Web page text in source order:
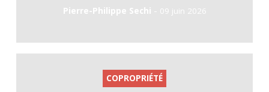
Pierre-Philippe Sechi - 09 juin 2026
COPROPRIÉTÉ